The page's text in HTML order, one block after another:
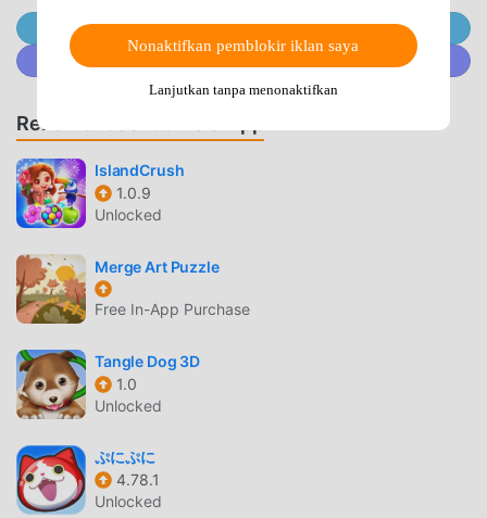
Facebook: https://www.facebook.com/superbox01Twitter:
https://twitter.com/SUPERBOXGOE-Mail :
help@superbox.kr
HELLO CANDY BLAST PENGANTAR
Hello Candy Blast Sebagai game puzzle yang sangat
populer baru-baru ini, game ini mendapatkan banyak
penggemar di seluruh dunia yang menyukai game puzzle
unduhan game mod apk gratis terbesar di dunia --
moddroid adalah pilihan terbaik Anda. moddroid tidak
hanya memberi Anda versi terbaru dariHello Candy
gratis, membantu Anda menyimpan tugas mekanis yang
berulang dalam gim, sehingga Anda dapat fokus menikmati
kesenangan yang dibawa oleh game itu sendiri. moddroid
menjanjikan bahwa apapunHello Candy Blastmod tidak
akan membebankan biaya apa pun kepada pemain, dan
100% aman, tersedia, dan gratis untuk dipasang. Cukup
Gabung @MODDROID.CO di Telegram channel
Gabung @MODDROID.CO di komunitas Discord
Rekomendasi Game & App
IslandCrush
1.0.9
Unlocked
Merge Art Puzzle
Free In-App Purchase
Tangle Dog 3D
1.0
Unlocked
ぷにぷに
4.78.1
Unlocked
Nonaktifkan pemblokir iklan saya
Lanjutkan tanpa menonaktifkan